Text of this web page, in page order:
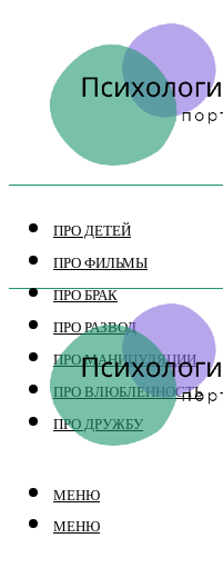
ПРО ДЕТЕЙ
ПРО ФИЛЬМЫ
ПРО БРАК
ПРО РАЗВОД
ПРО МАНИПУЛЯЦИИ
ПРО ВЛЮБЛЕННОСТЬ
ПРО ДРУЖБУ
МЕНЮ
МЕНЮ